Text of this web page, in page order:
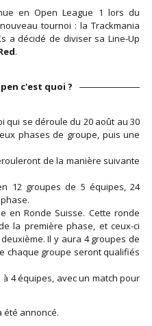
en Open League 1 lors du
tournoi : la Trackmania
a décidé de diviser sa Line-Up
.
c'est quoi ?
qui se déroule du 20 août au 30
phases de groupe, puis une
de la manière suivante
12 groupes de 5 équipes, 24
en Ronde Suisse. Cette ronde
la première phase, et ceux-ci
Il y aura 4 groupes de
chaque groupe seront qualifiés
4 équipes, avec un match pour
été annoncé.